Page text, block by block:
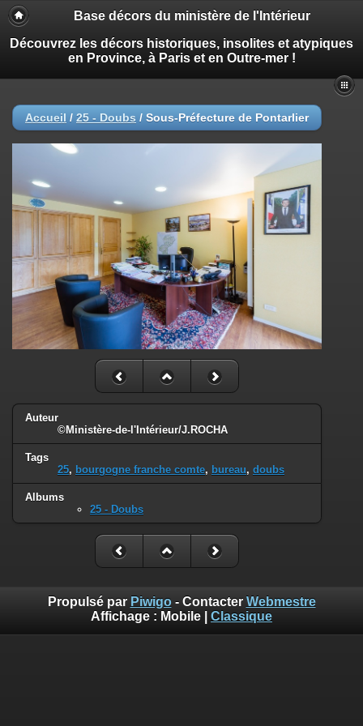
Base décors du ministère de l'Intérieur
Découvrez les décors historiques, insolites et atypiques
en Province, à Paris et en Outre-mer !
Accueil / 25 - Doubs / Sous-Préfecture de Pontarlier
Auteur
©Ministère-de-l'Intérieur/J.ROCHA
Tags
25, bourgogne franche comte, bureau, doubs
Albums
25 - Doubs
Propulsé par Piwigo- Contacter Webmestre
Affichage : Mobile Classique